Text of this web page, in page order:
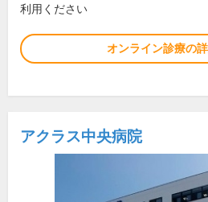
利用ください
オンライン診療の
アクラス中央病院